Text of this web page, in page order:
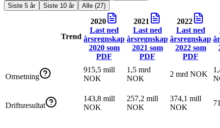
Siste 5 år
Siste 10 år Alle (27)
Trend
2020
Last ned
årsregnskap
2020som
PDF
2021
Last ned
årsregnskap
2021 som
PDF
2022
Last ned
årsregnskap
2022som
PDF
Omsetning
915,5 mill
NOK
1,5 mrd
NOK
2 mrd NOK
Driftsresultat
143,8 mill
NOK
257,2 mill
NOK
374,1 mill
NOK